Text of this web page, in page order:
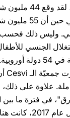
وليس ذلك فحسب:
علاوة على ذلك،